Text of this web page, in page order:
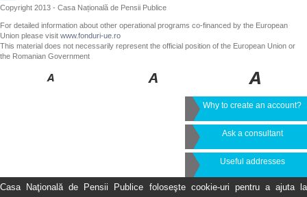
Copyright 2013 - Casa Națională de Pensii Publice
For detailed information about other operational programs co-financed by the European
Union please visit www.fonduri-ue.ro
This material does not necessarily represent the official position of the European Union or
the Romanian Government
Why to create an account?
Ask a consultant
Useful addresses
Casa Naţională de Pensii Publice foloseşte cookie-uri pentru a ajuta la